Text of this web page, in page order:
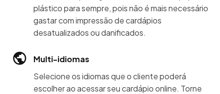
plástico para sempre, pois não é mais necessário
gastar com impressão de cardápios
desatualizados ou danificados.
Multi-idiomas
Selecione os idiomas que o cliente poderá
escolher ao acessar seu cardápio online. Torne